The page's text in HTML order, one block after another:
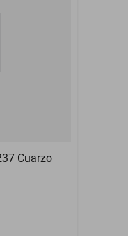
Cuarzo